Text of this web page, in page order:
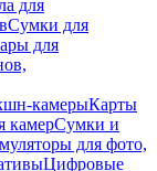
для
Сумки для
для
камерыКарты
камерСумки и
для фото,
Цифровые